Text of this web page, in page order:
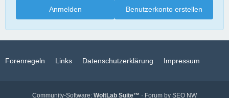
Benutzerkonto erstellen
Anmelden
Forenregeln Links Datenschutzerklärung Impressum
Community-Software: WoltLab Suite™ · Forum by SEO NW